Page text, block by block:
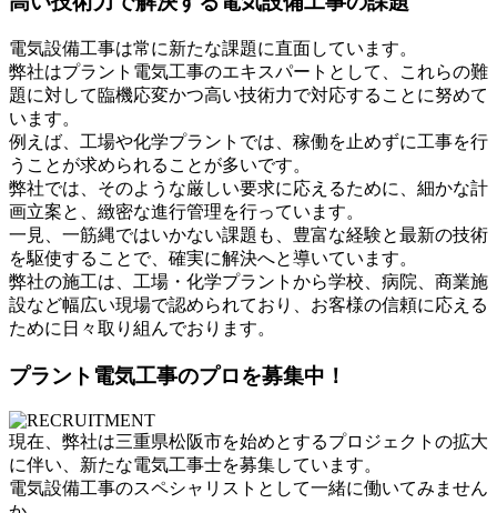
電気設備工事は常に新たな課題に直面しています。
弊社はプラント電気工事のエキスパートとして、これらの難
題に対して臨機応変かつ高い技術力で対応することに努めて
います。
例えば、工場や化学プラントでは、稼働を止めずに工事を行
うことが求められることが多いです。
弊社では、そのような厳しい要求に応えるために、細かな計
画立案と、緻密な進行管理を行っています。
一見、一筋縄ではいかない課題も、豊富な経験と最新の技術
を駆使することで、確実に解決へと導いています。
弊社の施工は、工場・化学プラントから学校、病院、商業施
設など幅広い現場で認められており、お客様の信頼に応える
ために日々取り組んでおります。
プラント電気工事のプロを募集中！
現在、弊社は三重県松阪市を始めとするプロジェクトの拡大
に伴い、新たな電気工事士を募集しています。
電気設備工事のスペシャリストとして一緒に働いてみません